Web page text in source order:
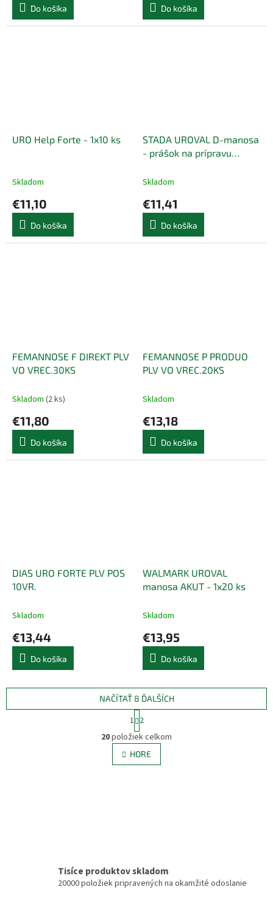
Do košíka Do košíka
URO Help Forte - 1x10 ks
Skladom
€11,10
Do košíka
STADA UROVAL D-manosa
- prášok na prípravu
Skladom
€11,41
Do košíka
FEMANNOSE F DIREKT PLV
VO VREC.30KS
Skladom (2 ks)
€11,80
Do košíka
FEMANNOSE P PRODUO
PLV VO VREC.20KS
Skladom
€13,18
Do košíka
DIAS URO FORTE PLV POS
10VR.
Skladom
€13,44
Do košíka
WALMARK UROVAL
manosa AKUT - 1x20 ks
Skladom
€13,95
Do košíka
O
v
l
á
k
y
NAČÍTAŤ 8 ĎALŠÍCH
t
r
á
n
k
1 2
20položiek celkom
HORE
Tisíce produktov skladom
20000 položiek pripravených na okamžité odoslanie